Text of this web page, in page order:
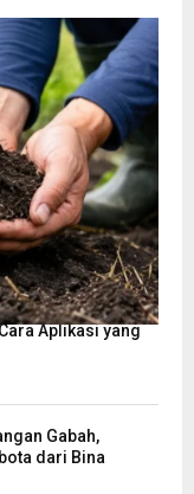
Aplikasi yang
Gabah,
dari Bina